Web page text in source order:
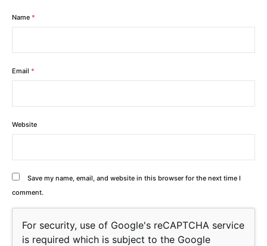
Name *
Email *
Website
Save my name, email, and website in this browser for the next time I
comment.
For security, use of Google's reCAPTCHA service
is required which is subject to the Google